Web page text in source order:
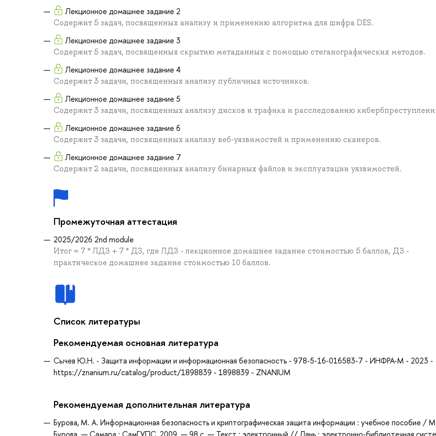
Лекционное домашнее задание 2
Содержит 5 задач, посвященных анализу и применению алгоритма для шифра DES.
Лекционное домашнее задание 3
Содержит 5 задач, посвященных скрытию метаданных с помощью стеганографических методов.
Лекционное домашнее задание 4
Содержит 3 задачи, посвященных анализу публичных источников.
Лекционное домашнее задание 5
Содержит 3 задачи, посвященных анализу дисков и трафика и расследованию
Лекционное домашнее задание 6
Содержит 3 задачи, посвященных анализу веб-уязвимостей и применению сканеров.
Лекционное домашнее задание 7
Содержит 2 задачи, посвященных анализу бинарных файлов и эксплуатации уязвимостей.
Промежуточная аттестация
2025/2026 2nd module
Итог = 7 * ЛДЗ + 7 * ДЗ, где ЛДЗ - лекционное домашнее задание стоимостью 5 баллов, ДЗ -
практическое домашнее задание стоимостью 10 баллов.
Список литературы
Рекомендуемая основная литература
Сычев Ю.Н. - Защита информации и информационная безопасность - 978-5-16-016583-7 - ИНФРА-М - 2023 -
https://znanium.ru/catalog/product/1898839 - 1898839 - ZNANIUM
Рекомендуемая дополнительная литература
Бурова, М. А. Информационная безопасность и криптографическая защита информации : учебное пособие /
Бурова. — Самара : СамГУПС, 2009. — 98 с. — Текст : электронный // Лань : электронно-библиотечная